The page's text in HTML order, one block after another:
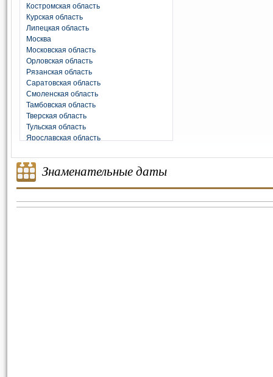
Костромская область
Курская область
Липецкая область
Москва
Московская область
Орловская область
Рязанская область
Саратовская область
Смоленская область
Тамбовская область
Тверская область
Тульская область
Ярославская область
Знаменательные даты